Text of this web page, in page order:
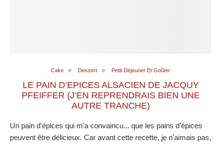
Cake Dessert Petit-Déjeuner Et Goûter
LE PAIN D’EPICES ALSACIEN DE JACQUY
PFEIFFER (J’EN REPRENDRAIS BIEN UNE
AUTRE TRANCHE)
Un pain d'épices qui m'a convaincu... que les pains d'épices
peuvent être délicieux. Car avant cette recette, je n'aimais pas,